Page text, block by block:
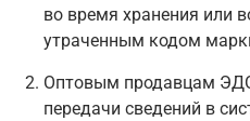
во время хранения или
утраченным кодом
Оптовым продавцам
передачи сведений в